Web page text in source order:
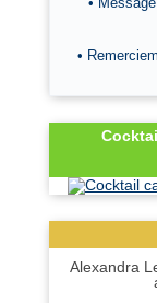
•
Alexandra